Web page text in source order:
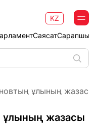
Саясат
KZ
ұлының жазасы
ұлының жазасы